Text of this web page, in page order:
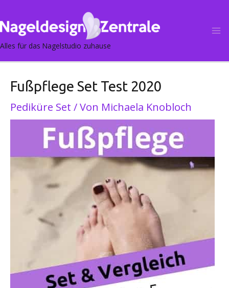
Alles für das Nagelstudio zuhause
Fußpflege Set Test 2020
Pediküre Set / Von Michaela Knobloch
navigation